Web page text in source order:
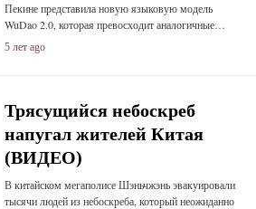
Пекине представила новую языковую модель
WuDao 2.0, которая превосходит аналогичные…
5 лет ago
Трясущийся небоскреб
напугал жителей Китая
(ВИДЕО)
В китайском мегаполисе Шэньчжэнь эвакуировали
тысячи людей из небоскреба, который неожиданно